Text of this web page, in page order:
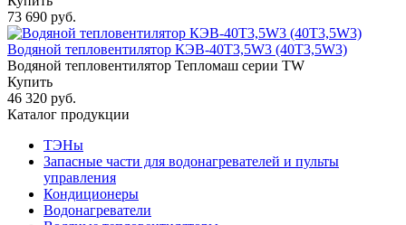
73 690 руб.
Водяной тепловентилятор КЭВ-40T3,5W3 (40Т3,5W3)
Водяной тепловентилятор Тепломаш серии TW
Купить
46 320 руб.
Каталог продукции
ТЭНы
Запасные части для водонагревателей и пульты
управления
Кондиционеры
Водонагреватели